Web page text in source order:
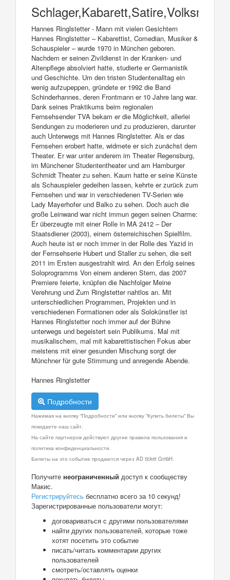
Schlager,Kabarett,Satire,Volksmusik
Hannes Ringlstetter - Mann mit vielen Gesichtern
Hannes Ringlstetter – Kabarettist, Comedian, Musiker &
Schauspieler – wurde 1970 in München geboren.
Nachdem er seinen Zivildienst in der Kranken- und
Altenpflege absolviert hatte, studierte er Germanistik
und Geschichte. Um den tristen Studentenalltag ein
wenig aufzupeppen, gründete er 1992 die Band
Schinderhannes, deren Frontmann er 10 Jahre lang war.
Dank seines Praktikums beim regionalen
Fernsehsender TVA bekam er die Möglichkeit, allerlei
Sendungen zu moderieren und zu produzieren, darunter
auch Unterwegs mit Hannes Ringlstetter. Als er das
Fernsehen erobert hatte, widmete er sich zunächst dem
Theater. Er war unter anderem im Theater Regensburg,
im Münchener Studententheater und am Hamburger
Schmidt Theater zu sehen. Kaum hatte er seine Künste
als Schauspieler gedeihen lassen, kehrte er zurück zum
Fernsehen und war in verschiedenen TV-Serien wie
Lady Mayerhofer und Balko zu sehen. Doch auch die
große Leinwand war nicht immun gegen seinen Charme:
Er überzeugte mit einer Rolle in MA 2412 – Der
Staatsdiener (2003), einem österreichischen Spielfilm.
Auch heute ist er noch immer in der Rolle des Yazid in
der Fernsehserie Hubert und Staller zu sehen, die seit
2011 im Ersten ausgestrahlt wird. An den Erfolg seines
Soloprogramms Von einem anderen Stern, das 2007
Premiere feierte, knüpfen die Nachfolger Meine
Verehrung und Zum Ringlstetter nahtlos an. Mit
unterschiedlichen Programmen, Projekten und in
verschiedenen Formationen oder als Solokünstler ist
Hannes Ringlstetter noch immer auf der Bühne
unterwegs und begeistert sein Publikums. Mal mit
musikalischem, mal mit kabarettistischen Fokus aber
meistens mit einer gesunden Mischung sorgt der
Münchner für gute Stimmung und anregende Abende.
Hannes Ringlstetter
Подробности
Нажимая на кнопку "Подробности" или кнопку "Купить билеты" Вы
покидаете наш сайт.
На сайте партнеров действуют другие правила пользования и
политика конфиденциальности.
Билеты на это событие продаются через AD ticket GmbH.
Получите неограниченный доступ к сообществу
Макис.
Регистрируйтесь бесплатно всего за 10 секунд!
Зарегистрированные пользователи могут:
договариваться с другими пользователями
найти других пользователей, которые тоже
хотят посетить это событие
писать/читать комментарии других
пользователей
смотреть/оставлять оценки